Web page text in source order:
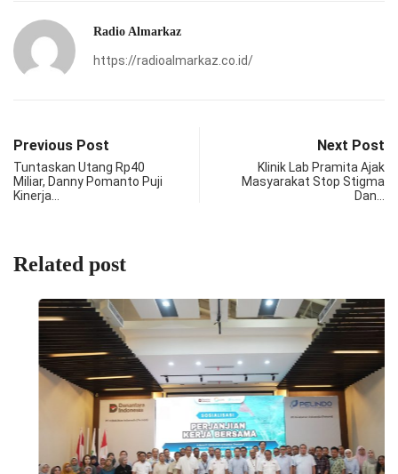
Radio Almarkaz
https://radioalmarkaz.co.id/
Previous Post
Tuntaskan Utang Rp40
Miliar, Danny Pomanto Puji
Kinerja…
Next Post
Klinik Lab Pramita Ajak
Masyarakat Stop Stigma
Dan…
Related post